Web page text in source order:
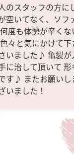
のスタッフの方に
空いてなく、ソフ
度も体勢が辛く
々と気にかけて
いました♪ 亀裂が
に治して頂いて
す♪ またお願いし
いました！